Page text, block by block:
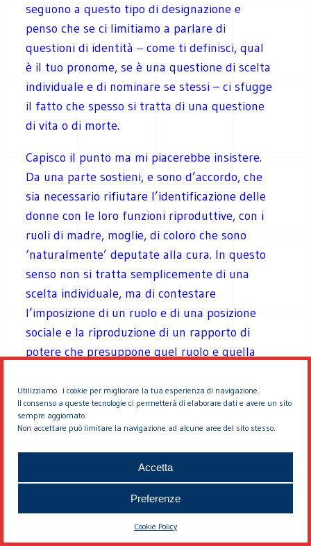
Utilizziamo i cookie per migliorare la tua esperienza di navigazione.
Il consenso a queste tecnologie ci permetterà di elaborare dati e avere un sito
sempre aggiornato.
Non accettare può limitare la navigazione ad alcune aree del sito stesso.
Accetta
Preferenze
Cookie Policy
seguono a questo tipo di designazione e
penso che se ci limitiamo a parlare di
questioni di identità ‒ come ti definisci, qual
è il tuo pronome, se è una questione di scelta
individuale e di nominare se stessi – ci sfugge
il fatto che spesso si tratta di una questione
di vita o di morte.
Capisco il punto ma mi piacerebbe insistere.
Da una parte sostieni, e sono d’accordo, che
sia necessario rifiutare l’identificazione delle
donne con le loro funzioni riproduttive, con i
ruoli di madre, moglie, di coloro che sono
‘naturalmente’ deputate alla cura. In questo
senso non si tratta semplicemente di una
scelta individuale, ma di contestare
l’imposizione di un ruolo e di una posizione
sociale e la riproduzione di un rapporto di
potere che presuppone quel ruolo e quella
soggettività di genere dovrebbero essere
considerate donne, perché questo colpisce
materialmente la loro possibilità di vivere. È
indiscutibile che sia necessario allargare il
riconoscimento di diritti civili e sociali, ma non
c’è una qualche contraddizione tra il primo e
il secondo punto, nella misura in cui il primo
implica il rifiuto di una definizione che